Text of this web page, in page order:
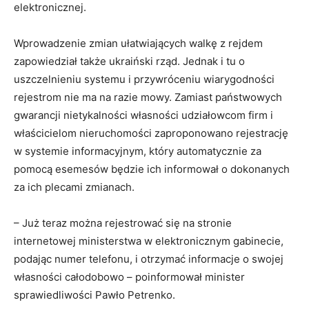
elektronicznej.
Wprowadzenie zmian ułatwiających walkę z rejdem
zapowiedział także ukraiński rząd. Jednak i tu o
uszczelnieniu systemu i przywróceniu wiarygodności
rejestrom nie ma na razie mowy. Zamiast państwowych
gwarancji nietykalności własności udziałowcom firm i
właścicielom nieruchomości zaproponowano rejestrację
w systemie informacyjnym, który automatycznie za
pomocą esemesów będzie ich informował o dokonanych
za ich plecami zmianach.
– Już teraz można rejestrować się na stronie
internetowej ministerstwa w elektronicznym gabinecie,
podając numer telefonu, i otrzymać informacje o swojej
własności całodobowo – poinformował minister
sprawiedliwości Pawło Petrenko.